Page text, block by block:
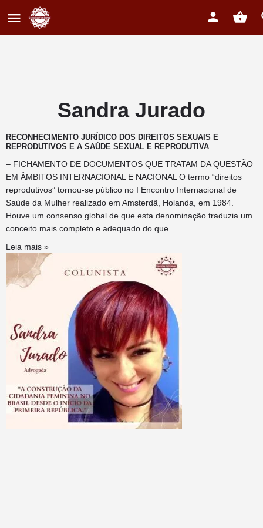
Sandra Jurado
RECONHECIMENTO JURÍDICO DOS DIREITOS SEXUAIS E
REPRODUTIVOS E A SAÚDE SEXUAL E REPRODUTIVA
– FICHAMENTO DE DOCUMENTOS QUE TRATAM DA QUESTÃO
EM ÂMBITOS INTERNACIONAL E NACIONAL O termo “direitos
reprodutivos” tornou-se público no I Encontro Internacional de
Saúde da Mulher realizado em Amsterdã, Holanda, em 1984.
Houve um consenso global de que esta denominação traduzia um
conceito mais completo e adequado do que
Leia mais »